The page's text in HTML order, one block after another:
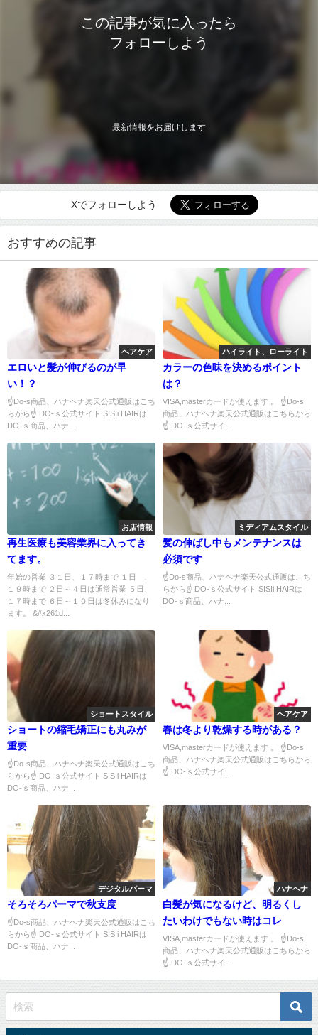
この記事が気に入ったら
フォローしよう
最新情報をお届けします
Xでフォローしよう
おすすめの記事
ヘアケア
エロいと髪が伸びるのが早
い！？
☝Do-s商品、ハナヘナ楽天公式通販はこち
らから☝ DO-ｓ公式サイト SISIi HAIRは
DO-ｓ商品、ハナ...
ハイライト、ローライト
カラーの色味を決めるポイント
は？
VISA,masterカードが使えます 。 ☝Do-s
商品、ハナヘナ楽天公式通販はこちらから
☝ DO-ｓ公式サイ...
お店情報
再生医療も美容業界に入ってき
てます。
年始の営業 ３１日、１７時まで １日 、
１９時まで ２日～４日は通常営業 ５日、
１７時まで ６日～１０日は冬休みになり
ます。 &#x261d...
ミディアムスタイル
髪の伸ばし中もメンテナンスは
必須です
☝Do-s商品、ハナヘナ楽天公式通販はこち
らから☝ DO-ｓ公式サイト SISIi HAIRは
DO-ｓ商品、ハナ...
ショートスタイル
ショートの縮毛矯正にも丸みが
重要
☝Do-s商品、ハナヘナ楽天公式通販はこち
らから☝ DO-ｓ公式サイト SISIi HAIRは
DO-ｓ商品、ハナ...
ヘアケア
春は冬より乾燥する時がある？
VISA,masterカードが使えます 。 ☝Do-s
商品、ハナヘナ楽天公式通販はこちらから
☝ DO-ｓ公式サイ...
デジタルパーマ
そろそろパーマで秋支度
☝Do-s商品、ハナヘナ楽天公式通販はこち
らから☝ DO-ｓ公式サイト SISIi HAIRは
DO-ｓ商品、ハナ...
ハナヘナ
白髪が気になるけど、明るくし
たいわけでもない時はコレ
VISA,masterカードが使えます 。 ☝Do-s
商品、ハナヘナ楽天公式通販はこちらから
☝ DO-ｓ公式サイ...